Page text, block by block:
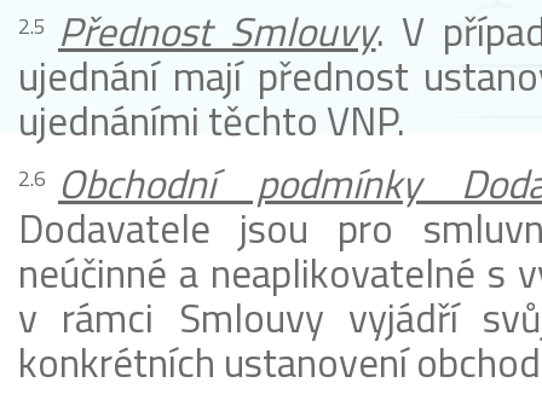
Přednost Smlouvy. V
ujednání mají přednost
ujednáními těchto VNP.
Obchodní podmínky
Dodavatele jsou pro
neúčinné a neaplikovatelné s
v rámci Smlouvy vyjádří
konkrétních ustanovení